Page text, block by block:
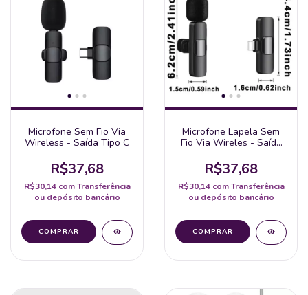
Microfone Sem Fio Via
Wireless - Saída Tipo C
R$37,68
R$30,14 com Transferência
ou depósito bancário
Microfone Lapela Sem
Fio Via Wireles - Saída
R$37,68
R$30,14 com Transferência
ou depósito bancário